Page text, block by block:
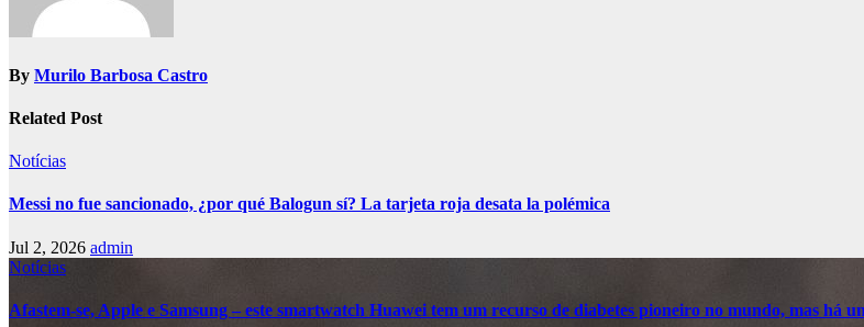
By Murilo Barbosa Castro
Related Post
Notícias
Messi no fue sancionado, ¿por qué Balogun sí? La tarjeta roja desata la polémica
Jul 2, 2026 admin
Notícias
Afastem-se, Apple e Samsung – este smartwatch Huawei tem um recurso de diabetes pioneiro no mundo, mas há